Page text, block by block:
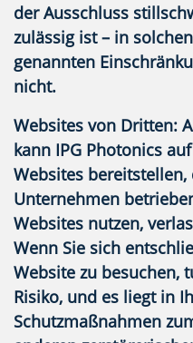
derAusschluss
zulässig ist – in
genannten
nicht.
Websites von Dritten:
kann IPG Photonics
Websites
Unternehmen
Websites nutzen,
Wenn Sie sich
Website zu besuchen,
Risiko, und es liegt in
Schutzmaßnahmen